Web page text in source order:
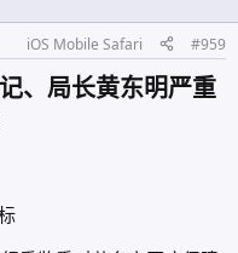
iOS Mobile Safari #959
、局长黄东明严重